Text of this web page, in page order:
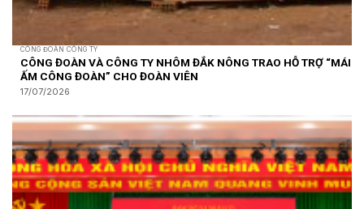
CÔNG ĐOÀN CÔNG TY
CÔNG ĐOÀN VÀ CÔNG TY NHÔM ĐẮK NÔNG TRAO HỖ TRỢ “MÁI
ẤM CÔNG ĐOÀN” CHO ĐOÀN VIÊN
17/07/2026